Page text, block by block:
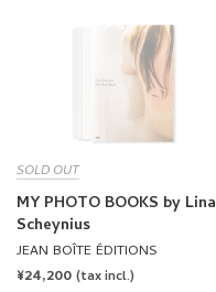
SOLD OUT
MY PHOTO BOOKS by Lina
Scheynius
JEAN BOÎTE ÉDITIONS
REGULAR
¥24,200 (tax incl.)